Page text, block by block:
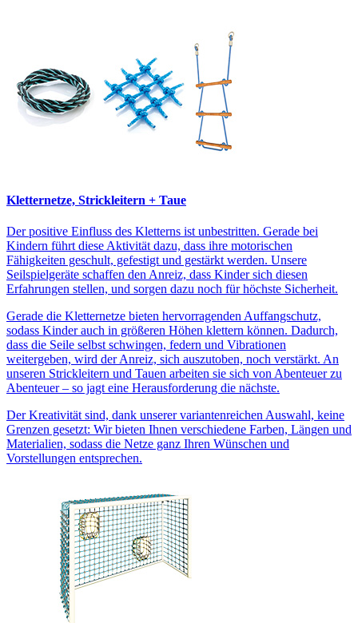
Kletternetze, Strickleitern + Taue
Der positive Einfluss des Kletterns ist unbestritten. Gerade bei
Kindern führt diese Aktivität dazu, dass ihre motorischen
Fähigkeiten geschult, gefestigt und gestärkt werden. Unsere
Seilspielgeräte schaffen den Anreiz, dass Kinder sich diesen
Erfahrungen stellen, und sorgen dazu noch für höchste Sicherheit.
Gerade die Kletternetze bieten hervorragenden Auffangschutz,
sodass Kinder auch in größeren Höhen klettern können. Dadurch,
dass die Seile selbst schwingen, federn und Vibrationen
weitergeben, wird der Anreiz, sich auszutoben, noch verstärkt. An
unseren Strickleitern und Tauen arbeiten sie sich von Abenteuer zu
Abenteuer – so jagt eine Herausforderung die nächste.
Der Kreativität sind, dank unserer variantenreichen Auswahl, keine
Grenzen gesetzt: Wir bieten Ihnen verschiedene Farben, Längen und
Materialien, sodass die Netze ganz Ihren Wünschen und
Vorstellungen entsprechen.